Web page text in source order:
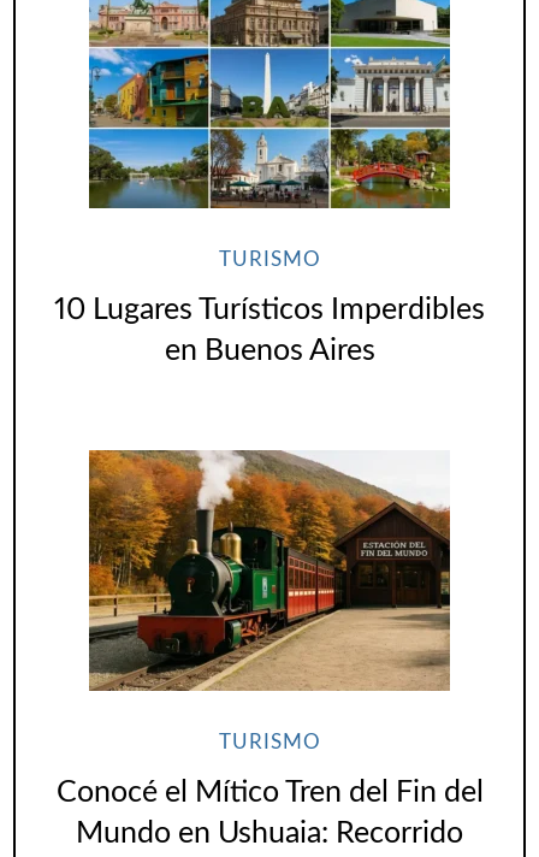
TURISMO
10 Lugares Turísticos Imperdibles
en Buenos Aires
TURISMO
Conocé el Mítico Tren del Fin del
Mundo en Ushuaia: Recorrido